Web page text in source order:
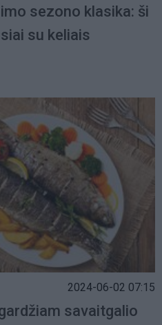
sezono klasika: ši
su keliais
2024-06-02 07:15
savaitgalio